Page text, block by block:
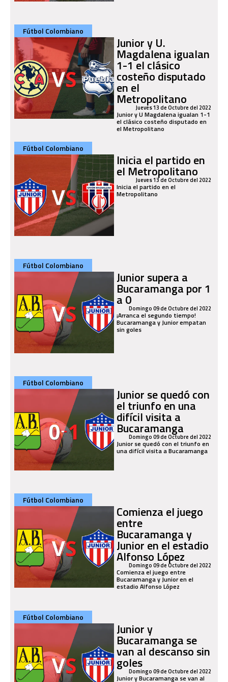
Fútbol Colombiano
Junior y U.
Magdalena igualan
1-1 el clásico
costeño disputado
en el
Metropolitano
Jueves 13 de Octubre del 2022
Junior y U Magdalena igualan 1-1
el clásico costeño disputado en
el Metropolitano
Fútbol Colombiano
Inicia el partido en
el Metropolitano
Jueves 13 de Octubre del 2022
Inicia el partido en el
Metropolitano
Fútbol Colombiano
Junior supera a
Bucaramanga por 1
a 0Domingo 09 de Octubre del 2022
¡Arranca el segundo tiempo!
Bucaramanga y Junior empatan
sin goles
Fútbol Colombiano
Junior se quedó con
el triunfo en una
difícil visita a
Bucaramanga
Domingo 09 de Octubre del 2022
Junior se quedó con el triunfo en
una difícil visita a Bucaramanga
Fútbol Colombiano
Comienza el juego
entre
Bucaramanga y
Junior en el estadio
Alfonso López
Domingo 09 de Octubre del 2022
Comienza el juego entre
Bucaramanga y Junior en el
estadio Alfonso López
Fútbol Colombiano
Junior y
Bucaramanga se
van al descanso sin
golesDomingo 09 de Octubre del 2022
Junior y Bucaramanga se van al